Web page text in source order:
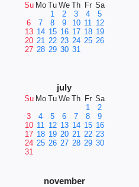
Su Mo Tu We Th Fr Sa
1
2 3 4
5
6
7 8 9 10 11 12
13 14 15 16 17 18 19
20 21 22 23 24 25 26
27 28 29 30 31
july
Su Mo Tu We Th Fr Sa
1
2
3
4 5 6 7 8
9
10 11 12 13 14 15 16
17 18 19 20 21 22 23
24 25 26 27 28 29 30
31
november